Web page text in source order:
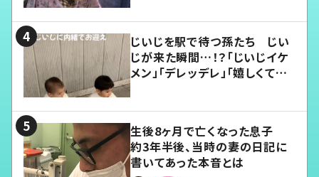
じいじを駅で待つ孫たち じい
じが来た瞬間…！？「じいじイケ
メン」「デレッデレ」「嬉しくて可
生後8ヶ月で亡くなった息子
約3年半後、当時の妻の日記に
書いてあった本音とは